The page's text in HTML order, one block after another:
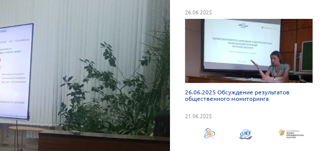
26.06.2025
26.06.2025 Обсуждение результатов
общественного мониторинга
21.06.2025